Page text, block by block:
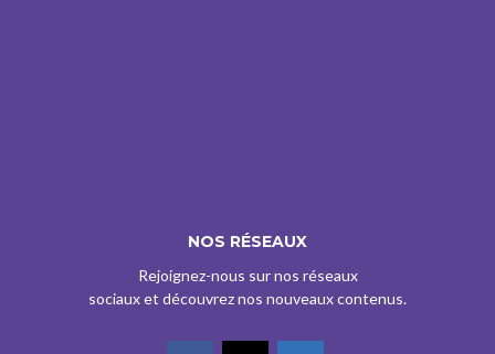
NOS RÉSEAUX
Rejoignez-nous sur nos réseaux
sociaux et découvrez nos nouveaux contenus.